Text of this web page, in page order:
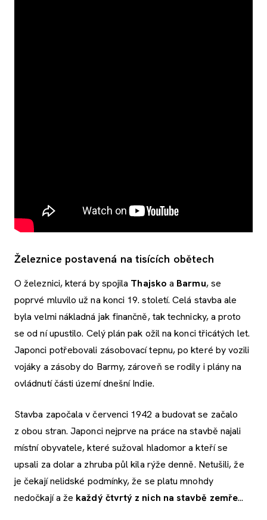
Železnice postavená na tisících obětech
O železnici, která by spojila Thajsko a Barmu, se
poprvé mluvilo už na konci 19. století. Celá stavba ale
byla velmi nákladná jak finančně, tak technicky, a proto
se od ní upustilo. Celý plán pak ožil na konci třicátých let.
Japonci potřebovali zásobovací tepnu, po které by vozili
vojáky a zásoby do Barmy, zároveň se rodily i plány na
ovládnutí části území dnešní Indie.
Stavba započala v červenci 1942 a budovat se začalo
z obou stran. Japonci nejprve na práce na stavbě najali
místní obyvatele, které sužoval hladomor a kteří se
upsali za dolar a zhruba půl kila rýže denně. Netušili, že
je čekají nelidské podmínky, že se platu mnohdy
nedočkají a že každý čtvrtý z nich na stavbě zemře...